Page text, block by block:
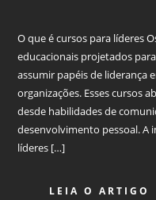
O que é cursos para líderes
educacionais projetados
assumir papéis de liderança
organizações. Esses cursos
desde habilidades de
desenvolvimento pessoal. A
líderes […]
LEIA O ARTIGO